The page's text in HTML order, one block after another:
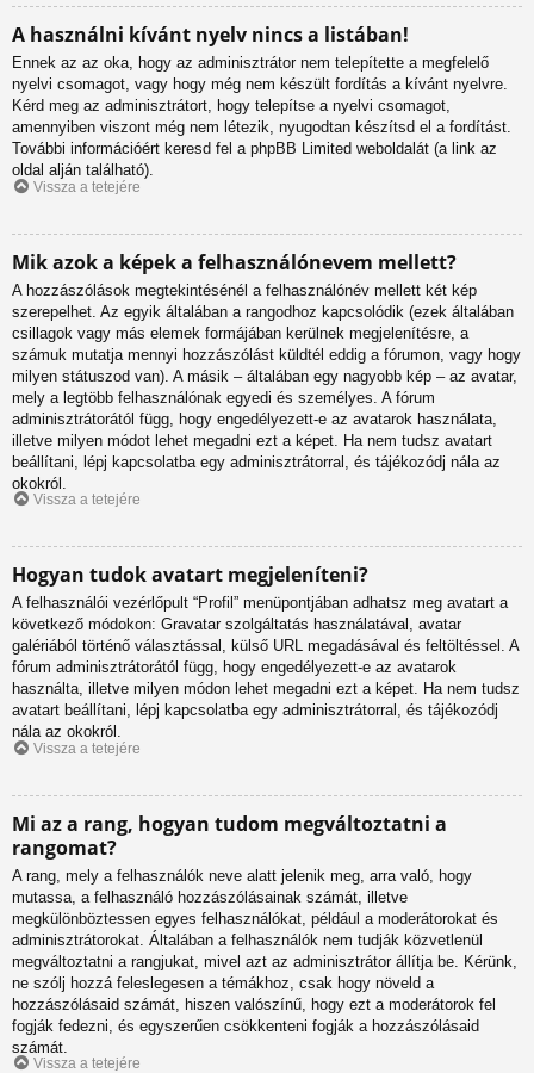
A használni kívánt nyelv nincs a listában!
Ennek az az oka, hogy az adminisztrátor nem telepítette a megfelelő
nyelvi csomagot, vagy hogy még nem készült fordítás a kívánt nyelvre.
Kérd meg az adminisztrátort, hogy telepítse a nyelvi csomagot,
amennyiben viszont még nem létezik, nyugodtan készítsd el a fordítást.
További információért keresd fel a phpBB Limited weboldalát (a link az
oldal alján található).
Vissza a tetejére
Mik azok a képek a felhasználónevem mellett?
A hozzászólások megtekintésénél a felhasználónév mellett két kép
szerepelhet. Az egyik általában a rangodhoz kapcsolódik (ezek általában
csillagok vagy más elemek formájában kerülnek megjelenítésre, a
számuk mutatja mennyi hozzászólást küldtél eddig a fórumon, vagy hogy
milyen státuszod van). A másik – általában egy nagyobb kép – az avatar,
mely a legtöbb felhasználónak egyedi és személyes. A fórum
adminisztrátorától függ, hogy engedélyezett-e az avatarok használata,
illetve milyen módot lehet megadni ezt a képet. Ha nem tudsz avatart
beállítani, lépj kapcsolatba egy adminisztrátorral, és tájékozódj nála az
okokról.
Vissza a tetejére
Hogyan tudok avatart megjeleníteni?
A felhasználói vezérlőpult “Profil” menüpontjában adhatsz meg avatart a
következő módokon: Gravatar szolgáltatás használatával, avatar
galériából történő választással, külső URL megadásával és feltöltéssel. A
fórum adminisztrátorától függ, hogy engedélyezett-e az avatarok
használta, illetve milyen módon lehet megadni ezt a képet. Ha nem tudsz
avatart beállítani, lépj kapcsolatba egy adminisztrátorral, és tájékozódj
nála az okokról.
Vissza a tetejére
Mi az a rang, hogyan tudom megváltoztatni a
rangomat?
A rang, mely a felhasználók neve alatt jelenik meg, arra való, hogy
mutassa, a felhasználó hozzászólásainak számát, illetve
megkülönböztessen egyes felhasználókat, például a moderátorokat és
adminisztrátorokat. Általában a felhasználók nem tudják közvetlenül
megváltoztatni a rangjukat, mivel azt az adminisztrátor állítja be. Kérünk,
ne szólj hozzá feleslegesen a témákhoz, csak hogy növeld a
hozzászólásaid számát, hiszen valószínű, hogy ezt a moderátorok fel
fogják fedezni, és egyszerűen csökkenteni fogják a hozzászólásaid
számát.
Vissza a tetejére